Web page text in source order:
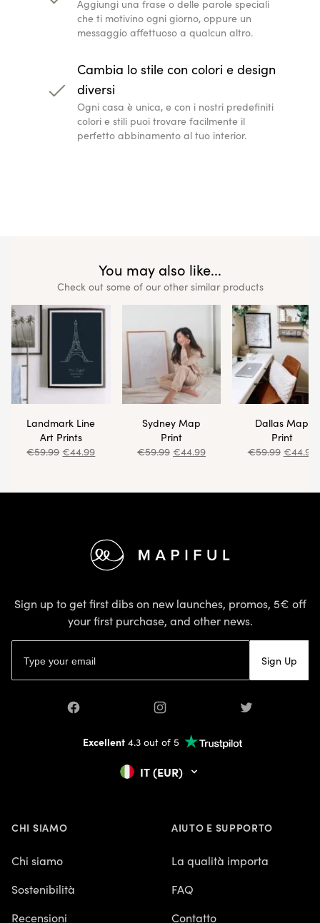
Aggiungi una frase o delle parole speciali
che ti motivino ogni giorno, oppure un
messaggio affettuoso a qualcun altro.
Cambia lo stile con colori e design
diversi
Ogni casa è unica, e con i nostri predefiniti
colori e stili puoi trovare facilmente il
perfetto abbinamento al tuo interior.
You may also like...
Check out some of our other similar products
Landmark Line
Art Prints
€59.99 €44.99
Sydney Map
Print
€59.99 €44.99
Dallas Map
Print
€59.99 €44.99
Sign up to get first dibs on new launches, promos, 5€ off
your first purchase, and other news.
Sign Up
Facebook Instagram Twitter
Excellent4.3 out of 5
IT (EUR)
CHI SIAMO
Chi siamo
Sostenibilità
Recensioni
AIUTO E SUPPORTO
La qualità importa
FAQ
Contatto